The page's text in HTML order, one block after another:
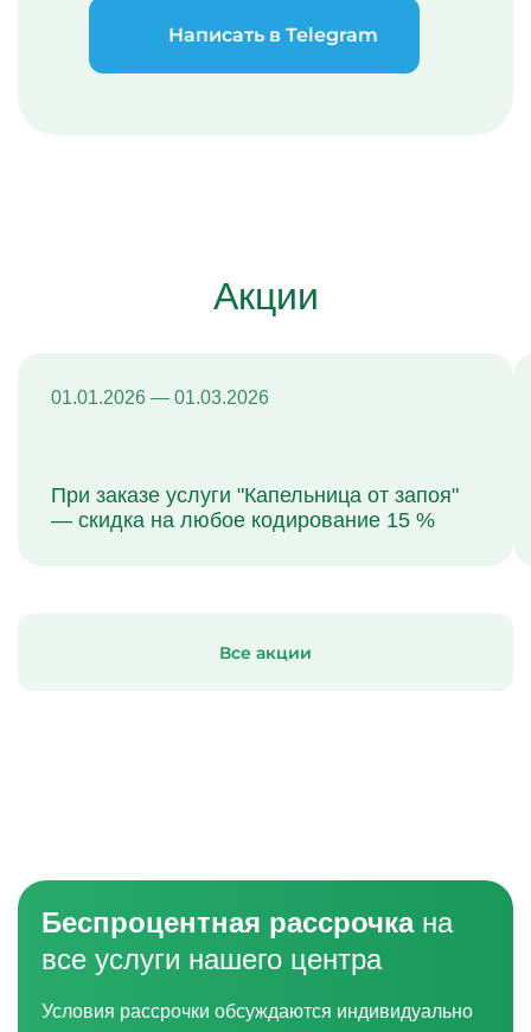
Написать в Telegram
Акции
01.01.2026 — 01.03.2026
При заказе услуги "Капельница от запоя"
— скидка на любое кодирование 15 %
Все акции
Беспроцентная рассрочкана
все услуги нашего центра
Условия рассрочки обсуждаются индивидуально